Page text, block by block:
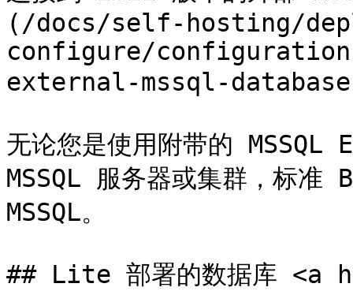
(/docs/self-hosting/
configure/
external-mssql-
无论您是使用附带的
MSSQL 服务器或集群，标
MSSQL。
## Lite 部署的数据库